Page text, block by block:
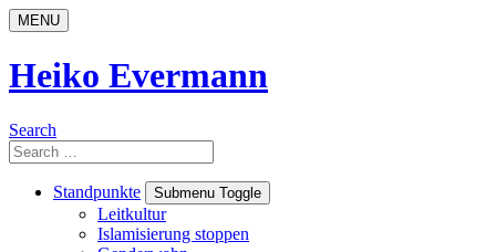
Skip
to
MENU
Heiko Evermann
Search
Search
for:
Standpunkte
Submenu Toggle
Leitkultur
Islamisierung stoppen